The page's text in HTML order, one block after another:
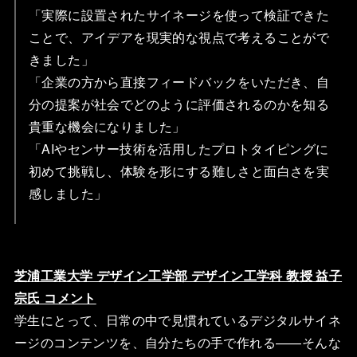
「実際に設置されたサイネージを使って検証できた
ことで、アイデアを現実的な視点で考えることがで
きました」
「企業の方から直接フィードバックをいただき、自
分の提案が社会でどのように評価されるのかを知る
貴重な機会になりました」
「AIやセンサー技術を活用したプロトタイピングに
初めて挑戦し、体験を形にする難しさと面白さを実
感しました」
芝浦工業大学 デザイン工学部 デザイン工学科 教授 益子
宗氏 コメント
学生にとって、日常の中で見慣れているデジタルサイネ
ージのコンテンツを、自分たちの手で作れる——そんな